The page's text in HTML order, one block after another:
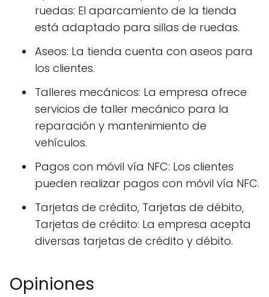
ruedas: El aparcamiento de la tienda
está adaptado para sillas de ruedas.
Aseos: La tienda cuenta con aseos para
los clientes.
Talleres mecánicos: La empresa ofrece
servicios de taller mecánico para la
reparación y mantenimiento de
vehículos.
Pagos con móvil vía NFC: Los clientes
pueden realizar pagos con móvil vía NFC.
Tarjetas de crédito, Tarjetas de débito,
Tarjetas de crédito: La empresa acepta
diversas tarjetas de crédito y débito.
Opiniones